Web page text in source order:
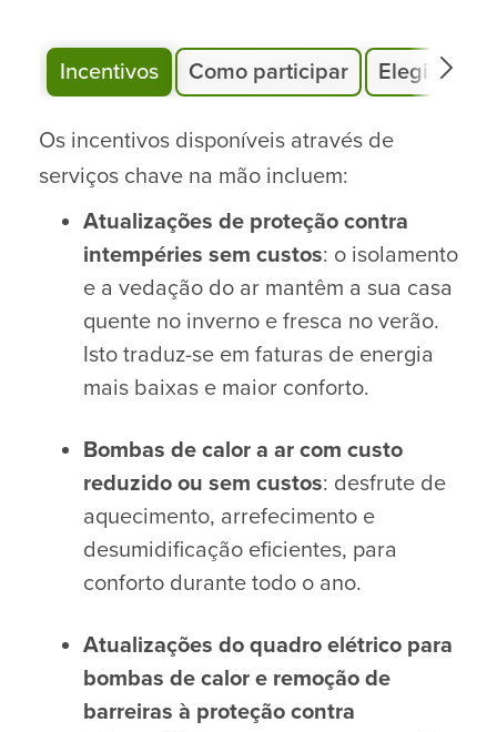
Incentivos Como participar
Os incentivos disponíveis através de
serviços chave na mão incluem:
Atualizações de proteção contra
intempéries sem custos: o isolamento
e a vedação do ar mantêm a sua casa
quente no inverno e fresca no verão.
Isto traduz-se em faturas de energia
mais baixas e maior conforto.
Bombas de calor a ar com custo
reduzido ou sem custos: desfrute de
aquecimento, arrefecimento e
desumidificação eficientes, para
conforto durante todo o ano.
Atualizações do quadro elétrico para
bombas de calor e remoção de
barreiras à proteção contra